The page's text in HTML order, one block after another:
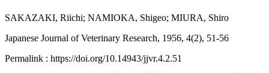
SAKAZAKI, Riichi; NAMIOKA, Shigeo; MIURA, Shiro
Japanese Journal of Veterinary Research, 1956, 4(2), 51-56
Permalink : https://doi.org/10.14943/jjvr.4.2.51